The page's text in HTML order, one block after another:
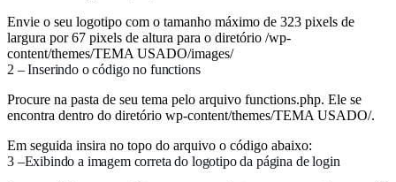
Envie o seu logotipo com o tamanho máximo de 323 pixels de
largura por 67 pixels de altura para o diretório /wp-
content/themes/TEMA USADO/images/
2 – Inserindo o código no functions
Procure na pasta de seu tema pelo arquivo functions.php. Ele se
encontra dentro do diretório wp-content/themes/TEMA USADO/.
Em seguida insira no topo do arquivo o código abaixo:
3 –Exibindo a imagem correta do logotipo da página de login